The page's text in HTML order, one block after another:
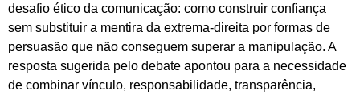
desafio ético da comunicação: como construir confiança
sem substituir a mentira da extrema-direita por formas de
persuasão que não conseguem superar a manipulação. A
resposta sugerida pelo debate apontou para a necessidade
de combinar vínculo, responsabilidade, transparência,